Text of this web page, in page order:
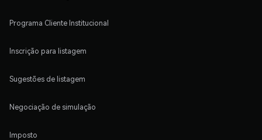
Programa Cliente Institucional
Inscrição para listagem
Sugestões de listagem
Negociação de simulação
Imposto